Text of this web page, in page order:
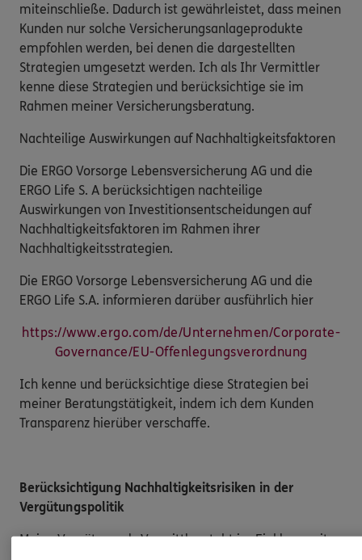
miteinschließe. Dadurch ist gewährleistet, dass meinen
Kunden nur solche Versicherungsanlageprodukte
empfohlen werden, bei denen die dargestellten
Strategien umgesetzt werden. Ich als Ihr Vermittler
kenne diese Strategien und berücksichtige sie im
Rahmen meiner Versicherungsberatung.
Nachteilige Auswirkungen auf Nachhaltigkeitsfaktoren
Die ERGO Vorsorge Lebensversicherung AG und die
ERGO Life S. A berücksichtigen nachteilige
Auswirkungen von Investitionsentscheidungen auf
Nachhaltigkeitsfaktoren im Rahmen ihrer
Nachhaltigkeitsstrategien.
Die ERGO Vorsorge Lebensversicherung AG und die
ERGO Life S.A. informieren darüber ausführlich hier
https://www.ergo.com/de/Unternehmen/Corporate-
Governance/EU-Offenlegungsverordnung
Ich kenne und berücksichtige diese Strategien bei
meiner Beratungstätigkeit, indem ich dem Kunden
Transparenz hierüber verschaffe.
Berücksichtigung Nachhaltigkeitsrisiken in der
Vergütungspolitik
Meine Vergütung als Vermittler steht im Einklang mit